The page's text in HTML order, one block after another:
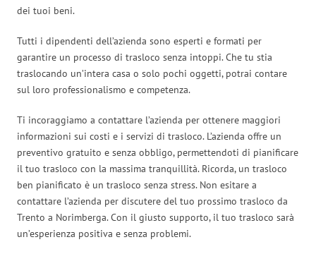
dei tuoi beni.
Tutti i dipendenti dell’azienda sono esperti e formati per
garantire un processo di trasloco senza intoppi. Che tu stia
traslocando un’intera casa o solo pochi oggetti, potrai contare
sul loro professionalismo e competenza.
Ti incoraggiamo a contattare l’azienda per ottenere maggiori
informazioni sui costi e i servizi di trasloco. L’azienda offre un
preventivo gratuito e senza obbligo, permettendoti di pianificare
il tuo trasloco con la massima tranquillità. Ricorda, un trasloco
ben pianificato è un trasloco senza stress. Non esitare a
contattare l’azienda per discutere del tuo prossimo trasloco da
Trento a Norimberga. Con il giusto supporto, il tuo trasloco sarà
un’esperienza positiva e senza problemi.